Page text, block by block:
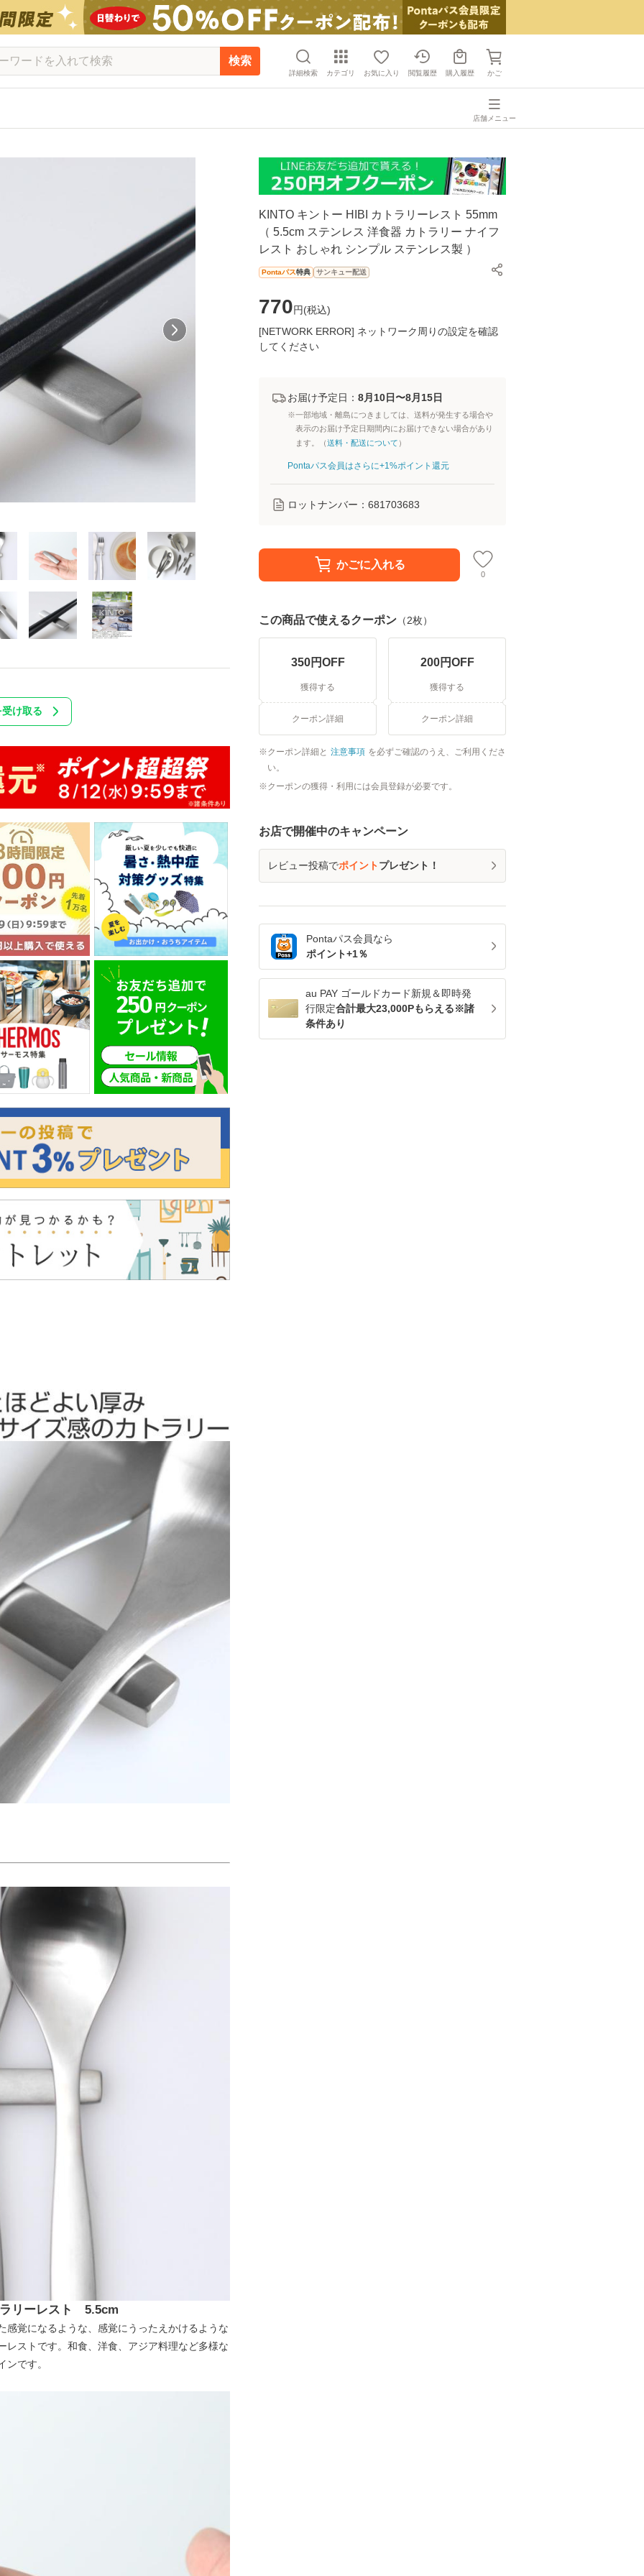
検索
詳細検索 カテゴリ お気に入り 閲覧履歴 購入履歴 かご
店舗メニュー
KINTO キントー HIBI カトラリーレスト 55mm
（ 5.5cm ステンレス 洋食器 カトラリー ナイフ
レスト おしゃれ シンプル ステンレス製 ）
Pontaパス特典 サンキュー配送
770円(税込)
[NETWORK ERROR] ネットワーク周りの設定を確認
してください
お届け予定日： 8月10日〜8月15日
※一部地域・離島につきましては、送料が発生する場合や
表示のお届け予定日期間内にお届けできない場合があり
ます。（送料・配送について ）
Pontaパス会員はさらに+1%ポイント還元
ロットナンバー： 681703683
かごに入れる
0
この商品で使えるクーポン （2枚）
350円OFF
獲得する
クーポン詳細
200円OFF
獲得する
クーポン詳細
クーポン詳細と 注意事項 を必ずご確認のうえ、ご利用くださ
い。
クーポンの獲得・利用には会員登録が必要です。
お店で開催中のキャンペーン
レビュー投稿でポイントプレゼント！
Pontaパス会員なら
ポイント+1％
au PAY ゴールドカード新規＆即時発
行限定合計最大23,000Pもらえる※諸
条件あり
け取る
リーレスト 5.5cm
感覚になるような、感覚にうったえかけるような
レストです。和食、洋食、アジア料理など多様な
です。